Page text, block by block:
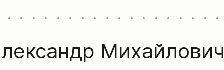
Михайлович